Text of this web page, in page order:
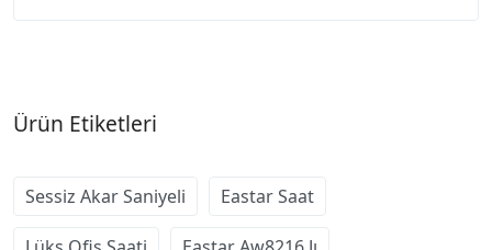
Ürün Etiketleri
Sessiz Akar Saniyeli Eastar Saat